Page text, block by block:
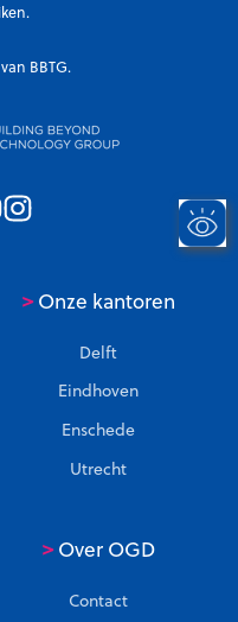
BBTG.
>Onze kantoren
Delft
Eindhoven
Enschede
Utrecht
>Over OGD
Contact